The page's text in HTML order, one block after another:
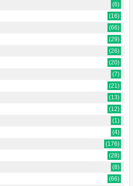
(6)
(16)
(66)
(29)
(26)
(20)
(7)
(21)
(13)
(12)
(1)
(4)
(176)
(28)
(8)
(66)